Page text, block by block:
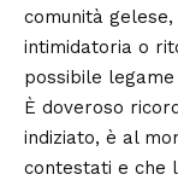
comunità
intimidatoria o
possibile
È doveroso
indiziato, è al
contestati e che